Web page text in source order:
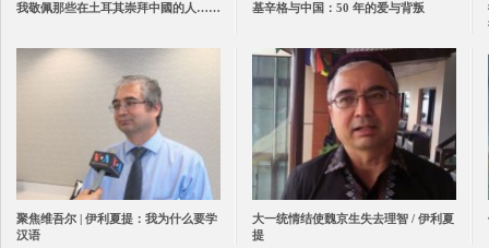
我敬佩那些在土耳其崇拜中國的人…… 基辛格与中国：50 年的爱与背叛
聚焦维吾尔 | 伊利夏提：我为什么要学
汉语
大一统情结使魏京生失去理智 / 伊利夏
提